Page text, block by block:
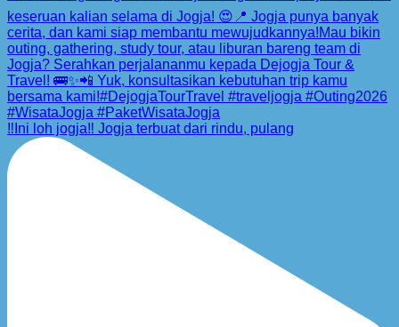
‼️Ini loh jogja‼️ Jogja terbuat dari rindu, pulang